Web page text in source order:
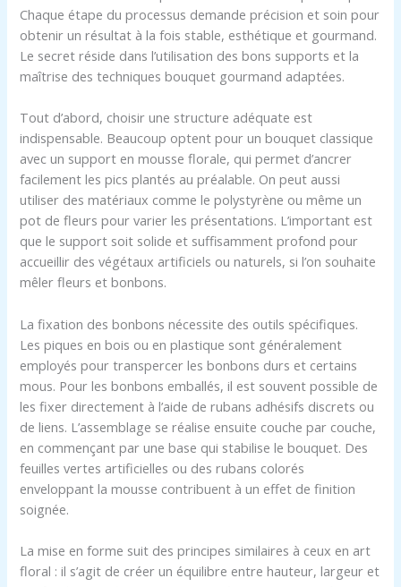
Chaque étape du processus demande précision et soin pour
obtenir un résultat à la fois stable, esthétique et gourmand.
Le secret réside dans l’utilisation des bons supports et la
maîtrise des techniques bouquet gourmand adaptées.
Tout d’abord, choisir une structure adéquate est
indispensable. Beaucoup optent pour un bouquet classique
avec un support en mousse florale, qui permet d’ancrer
facilement les pics plantés au préalable. On peut aussi
utiliser des matériaux comme le polystyrène ou même un
pot de fleurs pour varier les présentations. L’important est
que le support soit solide et suffisamment profond pour
accueillir des végétaux artificiels ou naturels, si l’on souhaite
mêler fleurs et bonbons.
La fixation des bonbons nécessite des outils spécifiques.
Les piques en bois ou en plastique sont généralement
employés pour transpercer les bonbons durs et certains
mous. Pour les bonbons emballés, il est souvent possible de
les fixer directement à l’aide de rubans adhésifs discrets ou
de liens. L’assemblage se réalise ensuite couche par couche,
en commençant par une base qui stabilise le bouquet. Des
feuilles vertes artificielles ou des rubans colorés
enveloppant la mousse contribuent à un effet de finition
soignée.
La mise en forme suit des principes similaires à ceux en art
floral : il s’agit de créer un équilibre entre hauteur, largeur et